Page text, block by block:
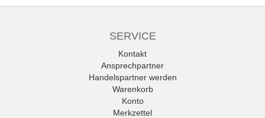
SERVICE
Kontakt
Ansprechpartner
Handelspartner werden
Warenkorb
Konto
Merkzettel